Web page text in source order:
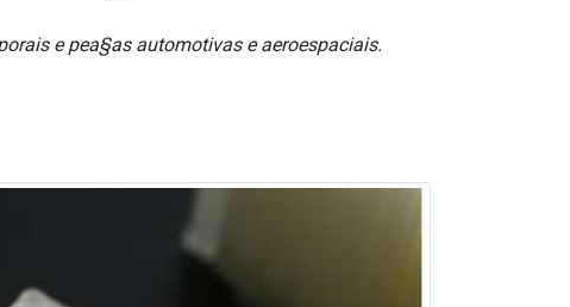
e pea§as automotivas e aeroespaciais.